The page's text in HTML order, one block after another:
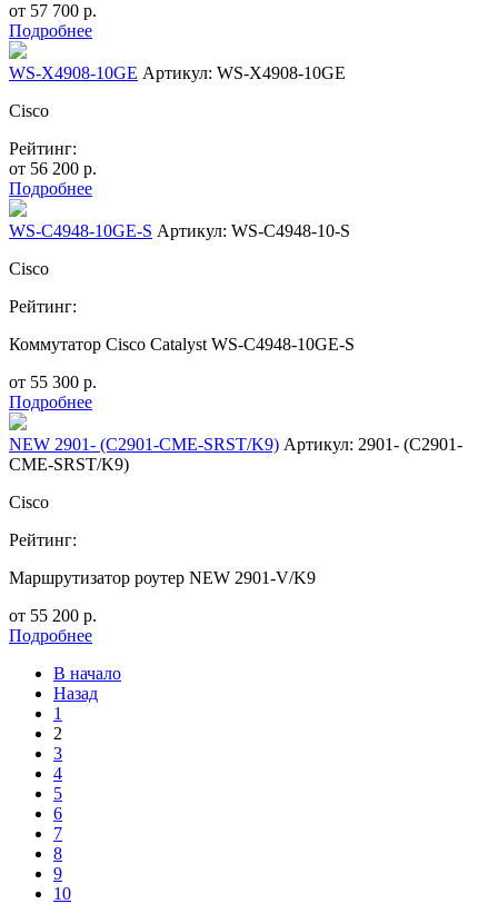
от 57 700 р.
Подробнее
WS-X4908-10GE Артикул: WS-X4908-10GE
Cisco
Рейтинг:
от 56 200 р.
Подробнее
WS-C4948-10GE-S Артикул: WS-C4948-10-S
Cisco
Рейтинг:
Коммутатор Cisco Catalyst WS-C4948-10GE-S
от 55 300 р.
Подробнее
NEW 2901- (C2901-CME-SRST/K9) Артикул: 2901- (C2901-
CME-SRST/K9)
Cisco
Рейтинг:
Маршрутизатор роутер NEW 2901-V/K9
от 55 200 р.
Подробнее
В начало
Назад
1
2
3
4
5
6
7
8
9
10